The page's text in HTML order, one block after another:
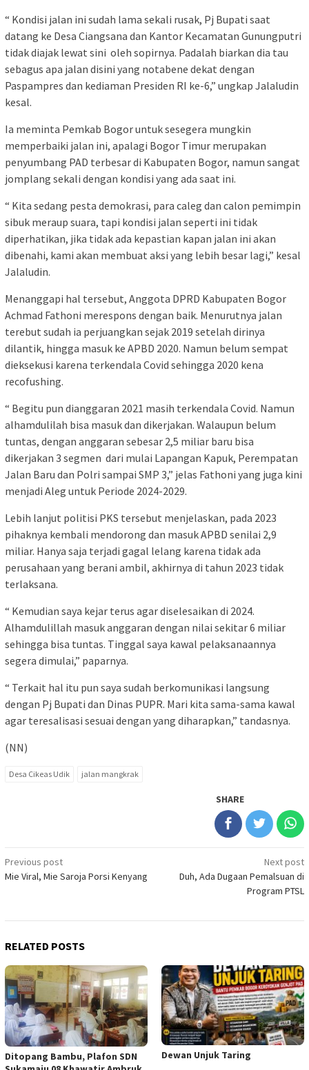
“ Kondisi jalan ini sudah lama sekali rusak, Pj Bupati saat
datang ke Desa Ciangsana dan Kantor Kecamatan Gunungputri
tidak diajak lewat sini oleh sopirnya. Padalah biarkan dia tau
sebagus apa jalan disini yang notabene dekat dengan
Paspampres dan kediaman Presiden RI ke-6,” ungkap Jalaludin
kesal.
Ia meminta Pemkab Bogor untuk sesegera mungkin
memperbaiki jalan ini, apalagi Bogor Timur merupakan
penyumbang PAD terbesar di Kabupaten Bogor, namun sangat
jomplang sekali dengan kondisi yang ada saat ini.
“ Kita sedang pesta demokrasi, para caleg dan calon pemimpin
sibuk meraup suara, tapi kondisi jalan seperti ini tidak
diperhatikan, jika tidak ada kepastian kapan jalan ini akan
dibenahi, kami akan membuat aksi yang lebih besar lagi,” kesal
Jalaludin.
Menanggapi hal tersebut, Anggota DPRD Kabupaten Bogor
Achmad Fathoni merespons dengan baik. Menurutnya jalan
terebut sudah ia perjuangkan sejak 2019 setelah dirinya
dilantik, hingga masuk ke APBD 2020. Namun belum sempat
dieksekusi karena terkendala Covid sehingga 2020 kena
recofushing.
“ Begitu pun dianggaran 2021 masih terkendala Covid. Namun
alhamdulilah bisa masuk dan dikerjakan. Walaupun belum
tuntas, dengan anggaran sebesar 2,5 miliar baru bisa
dikerjakan 3 segmen dari mulai Lapangan Kapuk, Perempatan
Jalan Baru dan Polri sampai SMP 3,” jelas Fathoni yang juga kini
menjadi Aleg untuk Periode 2024-2029.
Lebih lanjut politisi PKS tersebut menjelaskan, pada 2023
pihaknya kembali mendorong dan masuk APBD senilai 2,9
miliar. Hanya saja terjadi gagal lelang karena tidak ada
perusahaan yang berani ambil, akhirnya di tahun 2023 tidak
terlaksana.
“ Kemudian saya kejar terus agar diselesaikan di 2024.
Alhamdulillah masuk anggaran dengan nilai sekitar 6 miliar
sehingga bisa tuntas. Tinggal saya kawal pelaksanaannya
segera dimulai,” paparnya.
“ Terkait hal itu pun saya sudah berkomunikasi langsung
dengan Pj Bupati dan Dinas PUPR. Mari kita sama-sama kawal
agar teresalisasi sesuai dengan yang diharapkan,” tandasnya.
(NN)
Desa Cikeas Udik jalan mangkrak
SHARE
Post
navigation
Previous post
Mie Viral, Mie Saroja Porsi Kenyang
Next post
Duh, Ada Dugaan Pemalsuan di
Program PTSL
RELATED POSTS
Ditopang Bambu, Plafon SDN
Dewan Unjuk Taring